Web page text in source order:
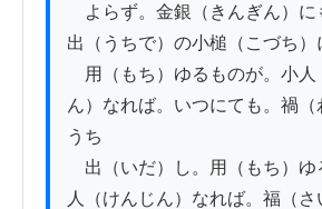
よらず。金銀（きんぎん）に
出（うちで）の小槌（こづち）
用（もち）ゆるものが。小人
ん）なれば。いつにても。禍（
うち
出（いだ）し。用（もち）ゆ
人（けんじん）なれば。福（